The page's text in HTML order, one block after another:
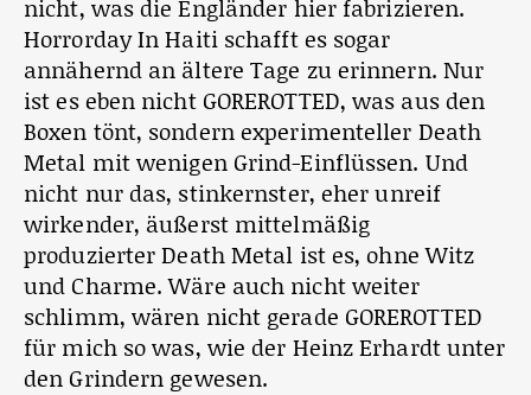
nicht, was die Engländer hier fabrizieren.
Horrorday In Haiti schafft es sogar
annähernd an ältere Tage zu erinnern. Nur
ist es eben nicht GOREROTTED, was aus den
Boxen tönt, sondern experimenteller Death
Metal mit wenigen Grind-Einflüssen. Und
nicht nur das, stinkernster, eher unreif
wirkender, äußerst mittelmäßig
produzierter Death Metal ist es, ohne Witz
und Charme. Wäre auch nicht weiter
schlimm, wären nicht gerade GOREROTTED
für mich so was, wie der Heinz Erhardt unter
den Grindern gewesen.